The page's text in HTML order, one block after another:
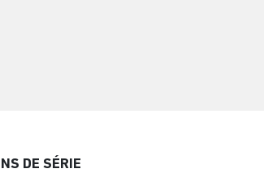
DE SÉRIE